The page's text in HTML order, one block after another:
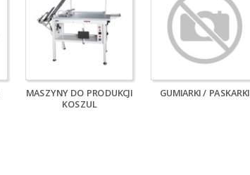
MASZYNY DO PRODUKCJI
KOSZUL
GUMIARKI / PASKARKI